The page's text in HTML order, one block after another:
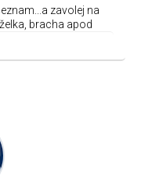
zavolej na
bracha apod